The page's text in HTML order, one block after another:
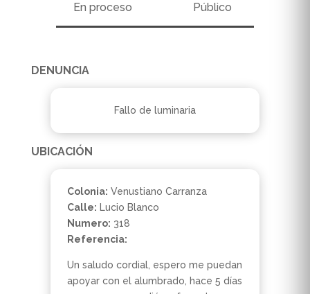
En proceso
Público
DENUNCIA
Fallo de luminaria
UBICACIÓN
Colonia: Venustiano Carranza
Calle: Lucio Blanco
Numero: 318
Referencia:
Un saludo cordial, espero me puedan
apoyar con el alumbrado, hace 5 días